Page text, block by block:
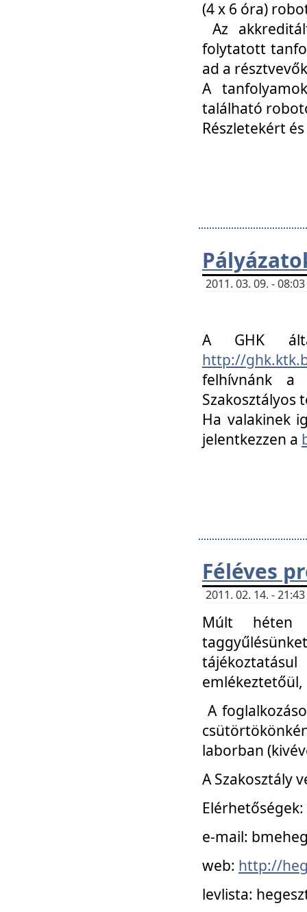
(4 x 6 óra)
Az
folytatott
ad a
A
található
Részletekért
2011. 03. 09. -
A GHK
http://
felhívnánk a
Szakosztályos
Ha valakinek
jelentkezzen a
Féléves
2011. 02. 14. -
Múlt héten
emlékeztetőül,
A
laborban
A Szakosztály
Elérhetőségek:
e-mail:
web: http://
levlista: